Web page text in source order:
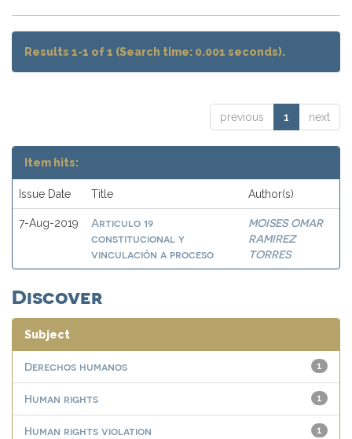
Results 1-1 of 1 (Search time: 0.001 seconds).
previous 1 next
Item hits:
Issue Date Title Author(s)
7-Aug-2019
Articulo 19
constitucional y
vinculación a proceso
MOISES OMAR
RAMIREZ
TORRES
Discover
Subject
1
Derechos humanos
1
Human rights
1
Human rights violation